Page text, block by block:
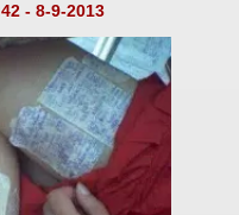
- 8-9-2013